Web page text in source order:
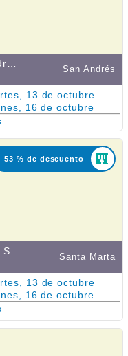
San Andrés
13 de octubre
16 de octubre
53 % de descuento
Santa Marta
13 de octubre
16 de octubre